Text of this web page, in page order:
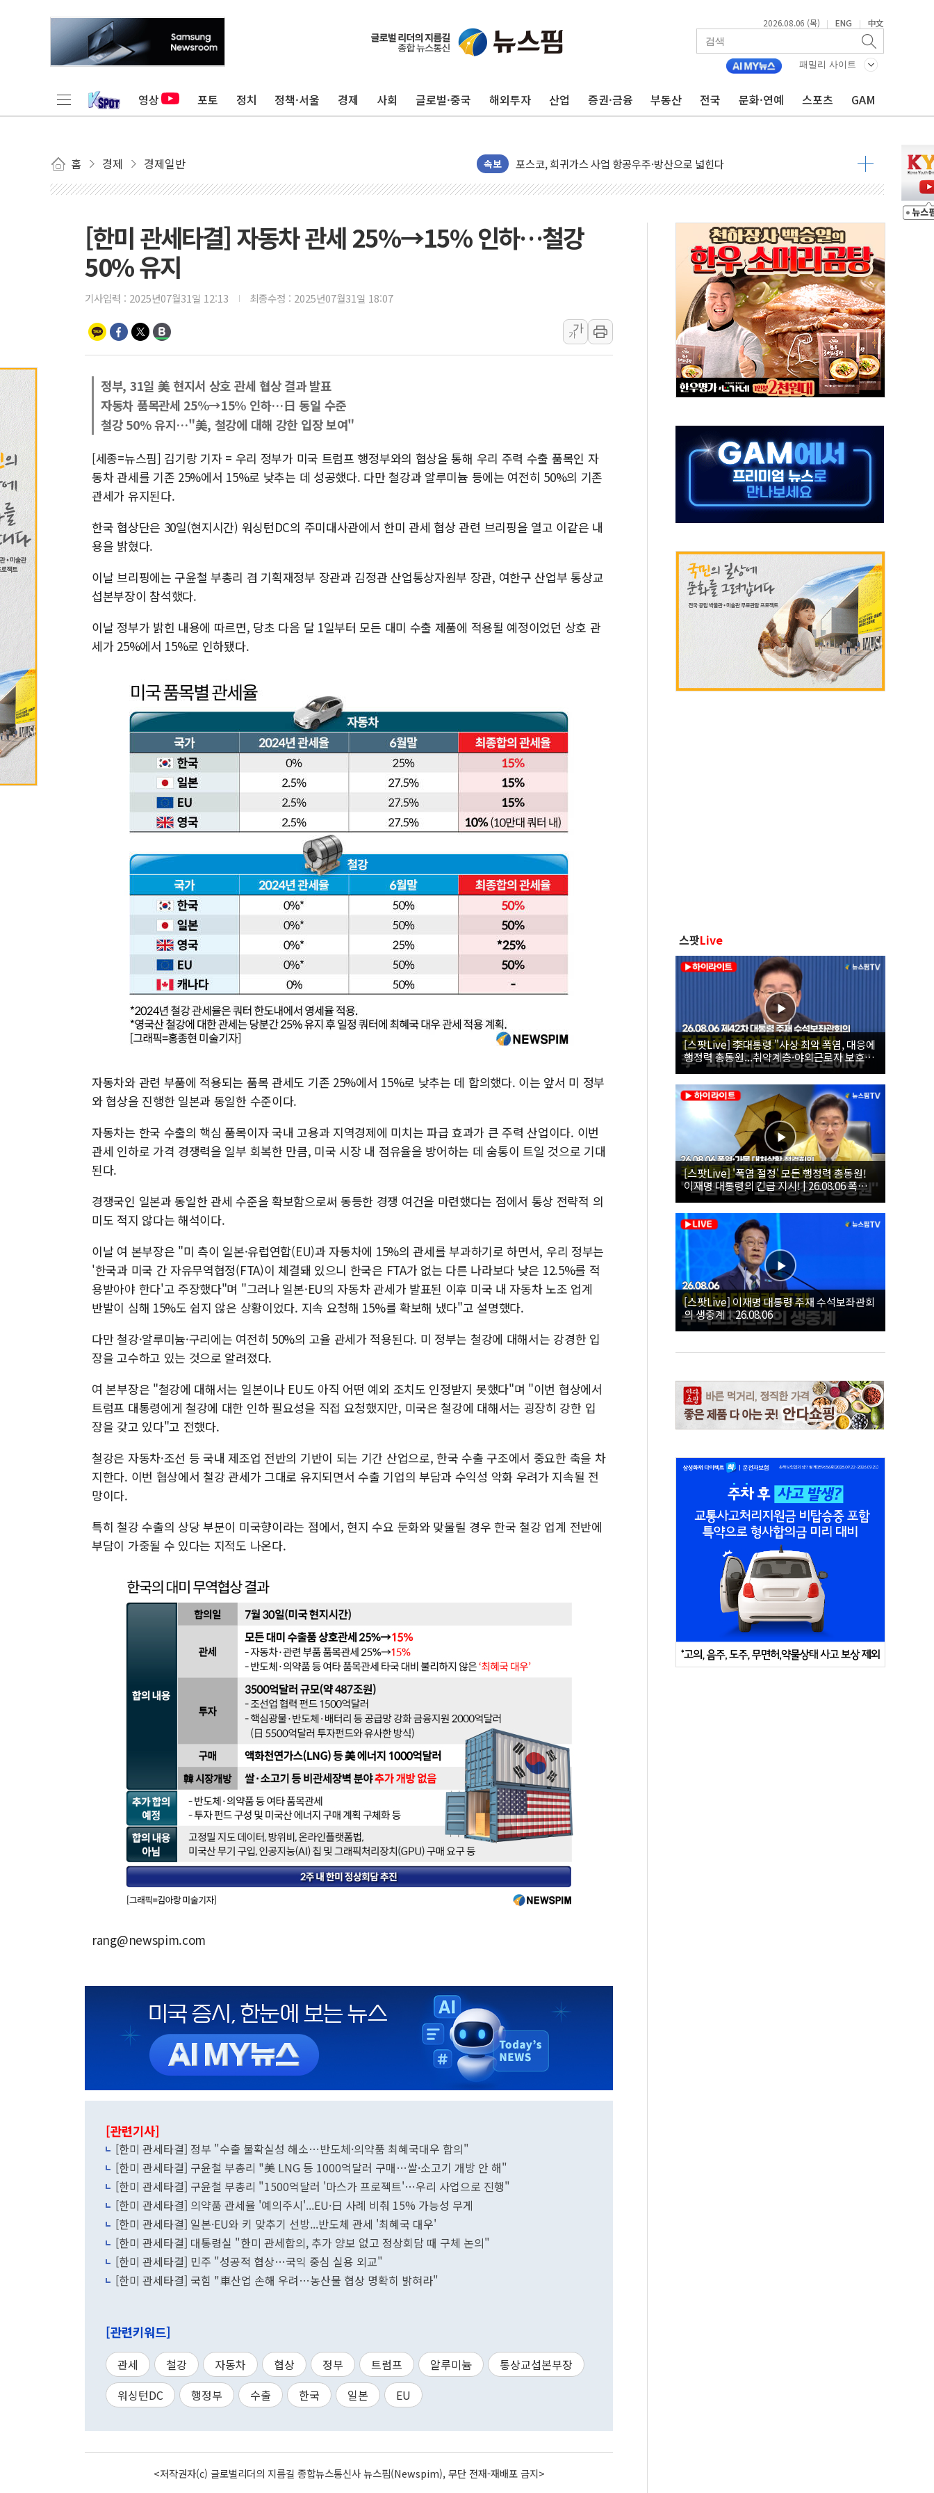
2026.08.06 (목) | ENG | 中文
패밀리 사이트
영상 포토 정치 정책·서울 경제 사회 글로벌·중국 해외투자 산업 증권·금융 부동산 전국 문화·연예 스포츠 GAM
홈 경제 경제일반 속보
BGF리테일, 2분기 영업익 849억원…전년 比 22.3%↑
포스코, 희귀가스 사업 항공우주·방산으로 넓힌다
진원생명과학, '코로나19 DNA 백신 플랫폼' 美 특허 확보
서울 아파트값 0.26%↑…상승폭 커졌지만 고가주택 밀집된 강남·서초 둔화
효성중공업, 덴마크에 초고압변압기 첫 공급...국가 전력망에 첫 입성
딥시크, AI 서비스 가격 대대적 인상 계획...업계 파장 예고
CJ프레시웨이, 2분기 영업익 14.2% 감소…"온라인 사업으로 성장"
초박빙 경선에 친명계 '추가 투표' 요구...친청계 응집력 '희석' 전략 통할까
구리시 입주업종 확대…'현대 테라타워 구리갈매' 공급
KCC, 실적은 주춤했지만…'매출 절반' 실리콘 반등에 하반기 기대
정점식 "사관학교 통합 정치 프레임에 졸속 추진…'잼데믹' 안보까지 몰고 와"
장동혁 "李대통령 재판 재개해야 여론조사 51.9%…그것이 국민의 뜻"
[종합] 李대통령 "취약계층 안부에 AI 활용…이주노동자 폭염 방치, 국격 훼손"
트럼프, 워시 연준의장과 수시 통화…독립성 논란 재점화
'40도 극한 폭염' 내일 절정…주말 주춤 후 다시 불볕더위
[컨콜] LG유플러스, "파주 AIDC 수익성 기대"
李대통령 "국민 체감 못 하는 정책은 무용…성역 없는 국정 개선 집행"
[한미 관세타결] 자동차 관세 25%→15% 인하…철강
50% 유지
기사입력 : 2025년07월31일 12:13 최종수정 : 2025년07월31일 18:07
가
가
정부, 31일 美 현지서 상호 관세 협상 결과 발표
자동차 품목관세 25%→15% 인하…日 동일 수준
철강 50% 유지…"美, 철강에 대해 강한 입장 보여"
[세종=뉴스핌] 김기랑 기자 = 우리 정부가 미국 트럼프 행정부와의 협상을 통해 우리 주력 수출 품목인 자
동차 관세를 기존 25%에서 15%로 낮추는 데 성공했다. 다만 철강과 알루미늄 등에는 여전히 50%의 기존
관세가 유지된다.
한국 협상단은 30일(현지시간) 워싱턴DC의 주미대사관에서 한미 관세 협상 관련 브리핑을 열고 이같은 내
용을 밝혔다.
이날 브리핑에는 구윤철 부총리 겸 기획재정부 장관과 김정관 산업통상자원부 장관, 여한구 산업부 통상교
섭본부장이 참석했다.
이날 정부가 밝힌 내용에 따르면, 당초 다음 달 1일부터 모든 대미 수출 제품에 적용될 예정이었던 상호 관
세가 25%에서 15%로 인하됐다.
자동차와 관련 부품에 적용되는 품목 관세도 기존 25%에서 15%로 낮추는 데 합의했다. 이는 앞서 미 정부
와 협상을 진행한 일본과 동일한 수준이다.
자동차는 한국 수출의 핵심 품목이자 국내 고용과 지역경제에 미치는 파급 효과가 큰 주력 산업이다. 이번
관세 인하로 가격 경쟁력을 일부 회복한 만큼, 미국 시장 내 점유율을 방어하는 데 숨통이 트일 것으로 기대
된다.
경쟁국인 일본과 동일한 관세 수준을 확보함으로써 동등한 경쟁 여건을 마련했다는 점에서 통상 전략적 의
미도 적지 않다는 해석이다.
이날 여 본부장은 "미 측이 일본·유럽연합(EU)과 자동차에 15%의 관세를 부과하기로 하면서, 우리 정부는
'한국과 미국 간 자유무역협정(FTA)이 체결돼 있으니 한국은 FTA가 없는 다른 나라보다 낮은 12.5%를 적
용받아야 한다'고 주장했다"며 "그러나 일본·EU의 자동차 관세가 발표된 이후 미국 내 자동차 노조 업계
반발이 심해 15%도 쉽지 않은 상황이었다. 지속 요청해 15%를 확보해 냈다"고 설명했다.
다만 철강·알루미늄·구리에는 여전히 50%의 고율 관세가 적용된다. 미 정부는 철강에 대해서는 강경한 입
장을 고수하고 있는 것으로 알려졌다.
여 본부장은 "철강에 대해서는 일본이나 EU도 아직 어떤 예외 조치도 인정받지 못했다"며 "이번 협상에서
트럼프 대통령에게 철강에 대한 인하 필요성을 직접 요청했지만, 미국은 철강에 대해서는 굉장히 강한 입
장을 갖고 있다"고 전했다.
철강은 자동차·조선 등 국내 제조업 전반의 기반이 되는 기간 산업으로, 한국 수출 구조에서 중요한 축을 차
지한다. 이번 협상에서 철강 관세가 그대로 유지되면서 수출 기업의 부담과 수익성 악화 우려가 지속될 전
망이다.
특히 철강 수출의 상당 부분이 미국향이라는 점에서, 현지 수요 둔화와 맞물릴 경우 한국 철강 업계 전반에
부담이 가중될 수 있다는 지적도 나온다.
rang@newspim.com
[관련기사]
[한미 관세타결] 정부 "수출 불확실성 해소…반도체·의약품 최혜국대우 합의"
[한미 관세타결] 구윤철 부총리 "美 LNG 등 1000억달러 구매…쌀·소고기 개방 안 해"
[한미 관세타결] 구윤철 부총리 "1500억달러 '마스가 프로젝트'…우리 사업으로 진행"
[한미 관세타결] 의약품 관세율 '예의주시'...EU·日 사례 비춰 15% 가능성 무게
[한미 관세타결] 일본·EU와 키 맞추기 선방...반도체 관세 '최혜국 대우'
[한미 관세타결] 대통령실 "한미 관세합의, 추가 양보 없고 정상회담 때 구체 논의"
[한미 관세타결] 민주 "성공적 협상…국익 중심 실용 외교"
[한미 관세타결] 국힘 "車산업 손해 우려…농산물 협상 명확히 밝혀라"
[관련키워드]
관세 철강 자동차 협상 정부 트럼프 알루미늄
통상교섭본부장
워싱턴DC
행정부 수출 한국 일본 EU
<저작권자(c) 글로벌리더의 지름길 종합뉴스통신사 뉴스핌(Newspim), 무단 전재-재배포 금지>
스팟Live
[스팟Live] 李대통령 "사상 최악 폭염, 대응에
행정력 총동원...취약계층·야외근로자 보호에
힘써야"｜26.08.06 제42차 대통령 주재 수석
보좌관회의
[스팟Live] '폭염 절정' 모든 행정력 총동원!
이재명 대통령의 긴급 지시! | 26.08.06 폭염•
가뭄 대처상황 점검회의
[스팟Live] 이재명 대통령 주재 수석보좌관회
의 생중계｜26.08.06